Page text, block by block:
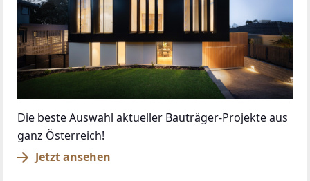
Die beste Auswahl aktueller Bauträger-Projekte aus
ganz Österreich!
Jetzt ansehen